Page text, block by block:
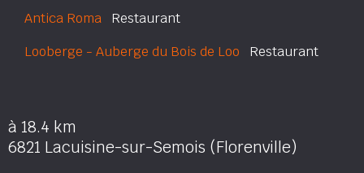
Antica Roma Restaurant
Looberge - Auberge du Bois de Loo Restaurant
à 18.4 km
6821 Lacuisine-sur-Semois (Florenville)